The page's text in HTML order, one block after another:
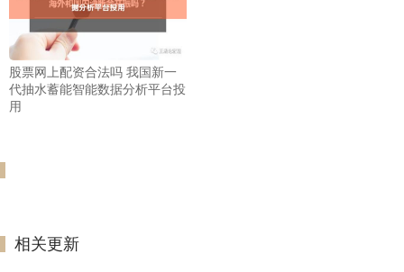
股票网上配资合法吗 我国新一
代抽水蓄能智能数据分析平台投
用
相关更新